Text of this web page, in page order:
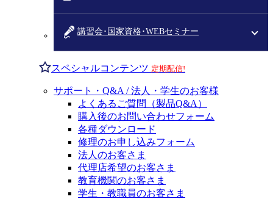
講習会･国家資格･WEBセミナー
スペシャルコンテンツ 定期配信!
サポート・Q&A / 法人・学生のお客様
よくあるご質問（製品Q&A）
購入後のお問い合わせフォーム
各種ダウンロード
修理のお申し込みフォーム
法人のお客さま
代理店希望のお客さま
教育機関のお客さま
学生・教職員のお客さま